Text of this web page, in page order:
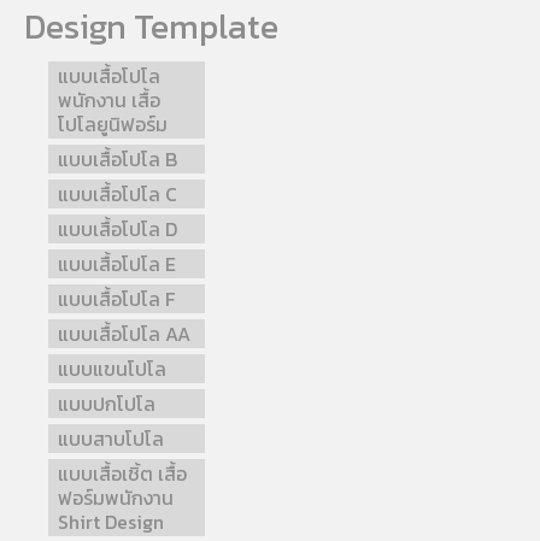
Design Template
แบบเสื้อโปโล
พนักงาน เสื้อ
โปโลยูนิฟอร์ม
แบบเสื้อโปโล B
แบบเสื้อโปโล C
แบบเสื้อโปโล D
แบบเสื้อโปโล E
แบบเสื้อโปโล F
แบบเสื้อโปโล AA
แบบแขนโปโล
แบบปกโปโล
แบบสาบโปโล
แบบเสื้อเชิ้ต เสื้อ
ฟอร์มพนักงาน
Shirt Design